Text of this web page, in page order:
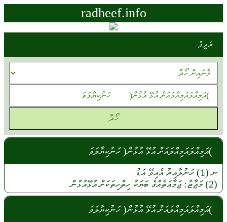
radheef.info
ރަދީފު
)އަމިއްލައަމިއްލައަށް އުޅޭ އުޅުން( ހަނުކިޔާލަވަ
ނ (1)
ހަނުލާއިރުއެއިވޭއަޑު
(2)
މަޖާޒު:ޖަމާޢަތެއްގެ ބަޔަކު ހިތްހިތަކަށްއުޅޭއުޅުން
)އަމިއްލައަމިއްލައަށް އުޅޭ އުޅުން( ހަނުކިޔާލަވަ